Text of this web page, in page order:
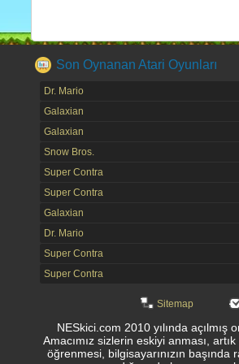
Son Oynanan Atari Oyunları
Dr. Mario
Galaxian
Galaxian
Snow Bros.
Super Contra
Super Contra
Galaxian
Dr. Mario
Super Contra
Super Contra
Sitemap
NESkici.com 2010 yılında
Amacımız sizlerin eskiyi anması,
öğrenmesi, bilgisayarınızın